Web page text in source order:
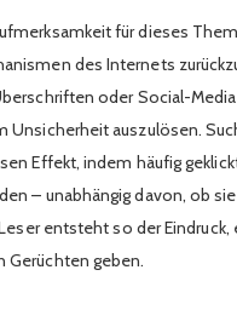
für dieses
des Internets
oder Social-
Unsicherheit auszulösen.
Effekt, indem häufig
– unabhängig davon, ob
entsteht so der
Gerüchten geben.